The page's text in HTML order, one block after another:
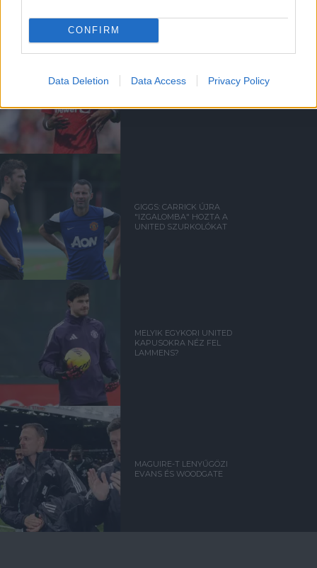
CONFIRM
Data Deletion Data Access Privacy Policy
EGYKORI JÁTÉKOSOK
FRED ÜZENETE ANDREY
GIGGS: CARRICK ÚJRA
"IZGALOMBA" HOZTA A
UNITED SZURKOLÓKAT
MELYIK EGYKORI UNITED
KAPUSOKRA NÉZ FEL
LAMMENS?
MAGUIRE-T LENYŰGÖZI
EVANS ÉS WOODGATE